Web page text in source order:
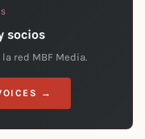
socios
red MBF Media.
→